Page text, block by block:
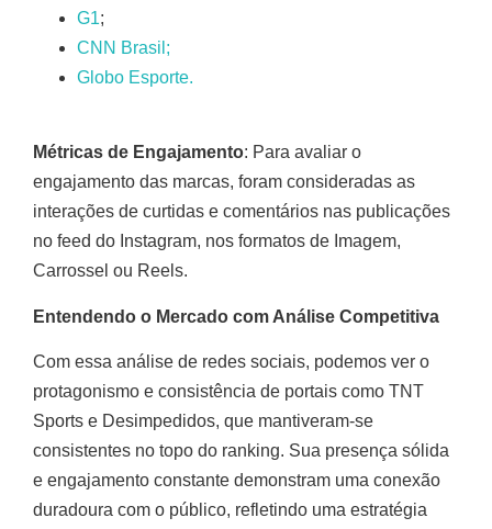
G1;
CNN Brasil;
Globo Esporte.
Métricas de Engajamento: Para avaliar o
engajamento das marcas, foram consideradas as
interações de curtidas e comentários nas publicações
no feed do Instagram, nos formatos de Imagem,
Carrossel ou Reels.
Entendendo o Mercado com Análise Competitiva
Com essa análise de redes sociais, podemos ver o
protagonismo e consistência de portais como TNT
Sports e Desimpedidos, que mantiveram-se
consistentes no topo do ranking. Sua presença sólida
e engajamento constante demonstram uma conexão
duradoura com o público, refletindo uma estratégia